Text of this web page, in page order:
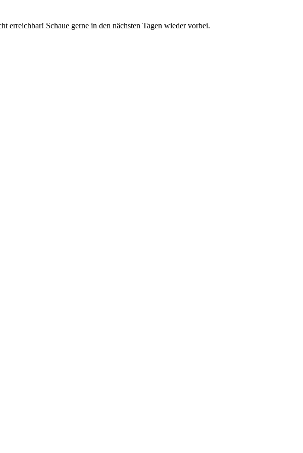
erreichbar! Schaue gerne in den nächsten Tagen wieder vorbei.